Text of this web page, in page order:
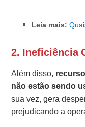
Leia mais:
2. Ineficiência
Além disso,
não estão sendo
sua vez, gera
prejudicando a